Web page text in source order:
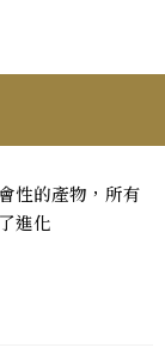
性的產物，所有
進化